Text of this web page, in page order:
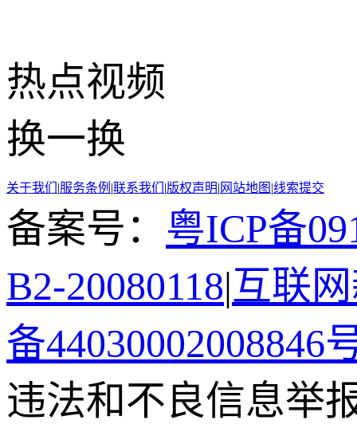
热点视频
换一换
关于我们 |服务条例 |联系我们 |版权声明| 网站地图 |线索提交
备案号： 粤ICP备
B2-20080118|互联
备44030002008846
违法和不良信息举